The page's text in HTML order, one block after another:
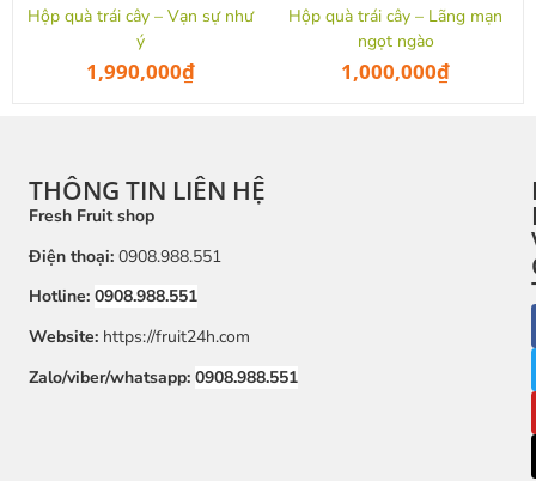
Hộp quà trái cây – Vạn sự như
ý
1,990,000₫
Hộp quà trái cây – Lãng mạn
ngọt ngào
1,000,000₫
THÔNG TIN LIÊN HỆ
Fresh Fruit shop
Điện thoại: 0908.988.551
Hotline: 0908.988.551
Website: https://fruit24h.com
Zalo/viber/whatsapp: 0908.988.551